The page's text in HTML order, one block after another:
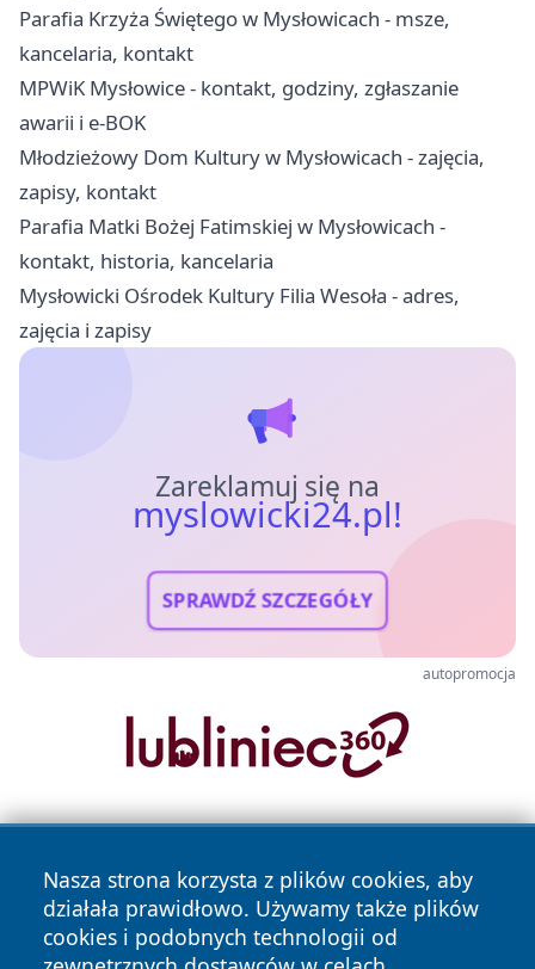
Parafia Krzyża Świętego w Mysłowicach - msze,
kancelaria, kontakt
MPWiK Mysłowice - kontakt, godziny, zgłaszanie
awarii i e-BOK
Młodzieżowy Dom Kultury w Mysłowicach - zajęcia,
zapisy, kontakt
Parafia Matki Bożej Fatimskiej w Mysłowicach -
kontakt, historia, kancelaria
Mysłowicki Ośrodek Kultury Filia Wesoła - adres,
zajęcia i zapisy
Zareklamuj się na
myslowicki24.pl!
SPRAWDŹ SZCZEGÓŁY
autopromocja
Nasza strona korzysta z plików cookies, aby
działała prawidłowo. Używamy także plików
cookies i podobnych technologii od